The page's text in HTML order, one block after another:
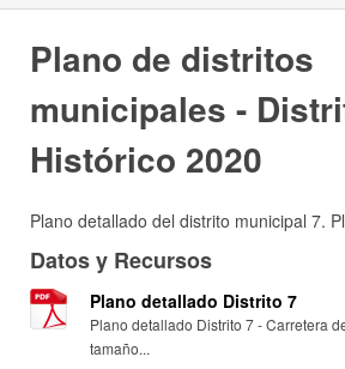
Acerca de
Plano de distritos
municipales -
Histórico 2020
Plano detallado del distrito municipal 7.
Datos y Recursos
Plano detallado Distrito 7
Plano detallado Distrito 7 - Carretera
tamaño...